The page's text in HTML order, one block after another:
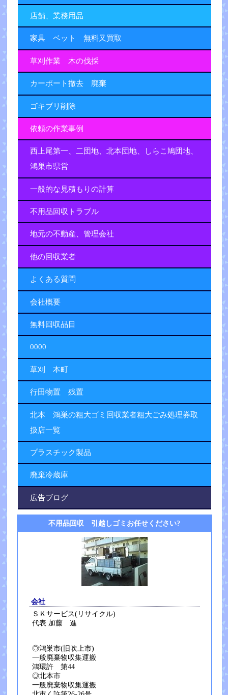
店舗、業務用品
家具 ベット 無料又買取
草刈作業 木の伐採
カーポート撤去 廃棄
ゴキブリ削除
依頼の作業事例
西上尾第一、二団地、北本団地、しらこ鳩団地、
鴻巣市県営
一般的な見積もりの計算
不用品回収トラブル
地元の不動産、管理会社
他の回収業者
よくある質問
会社概要
無料回収品目
0000
草刈 本町
行田物置 残置
北本 鴻巣の粗大ゴミ回収業者粗大ごみ処理券取
扱店一覧
プラスチック製品
廃棄冷蔵庫
広告ブログ
不用品回収 引越しゴミお任せください?
会社
ＳＫサービス(リサイクル)
代表 加藤 進
◎鴻巣市(旧吹上市)
一般廃棄物収集運搬
鴻環許 第44
◎北本市
一般廃棄物収集運搬